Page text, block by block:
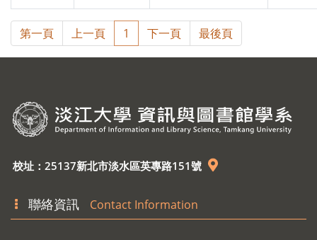
第一頁 上一頁 1 下一頁 最後頁
校址：25137新北市淡水區英專路151號
聯絡資訊 Contact Information